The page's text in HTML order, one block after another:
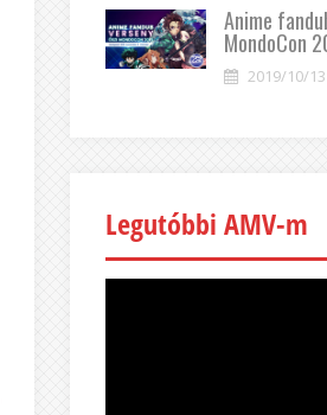
Anime
MondoCon
2019/10/13
Legutóbbi AMV-m